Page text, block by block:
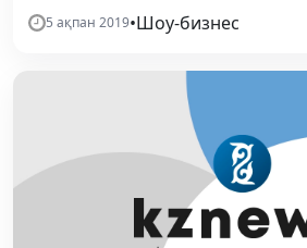
5 ақпан 2019•Шоу-бизнес